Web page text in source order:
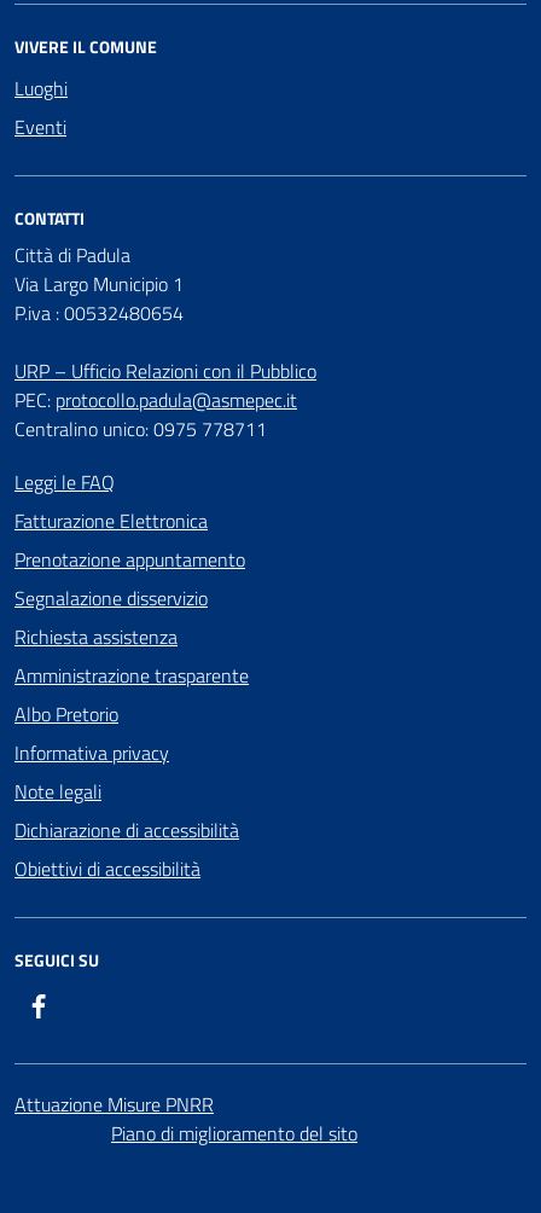
VIVERE IL COMUNE
Luoghi
Eventi
CONTATTI
Città di Padula
Via Largo Municipio 1
P.iva : 00532480654
URP – Ufficio Relazioni con il Pubblico
PEC: protocollo.padula@asmepec.it
Centralino unico: 0975 778711
Leggi le FAQ
Fatturazione Elettronica
Prenotazione appuntamento
Segnalazione disservizio
Richiesta assistenza
Amministrazione trasparente
Albo Pretorio
Informativa privacy
Note legali
Dichiarazione di accessibilità
Obiettivi di accessibilità
SEGUICI SU
Attuazione Misure PNRR
Piano di miglioramento del sito